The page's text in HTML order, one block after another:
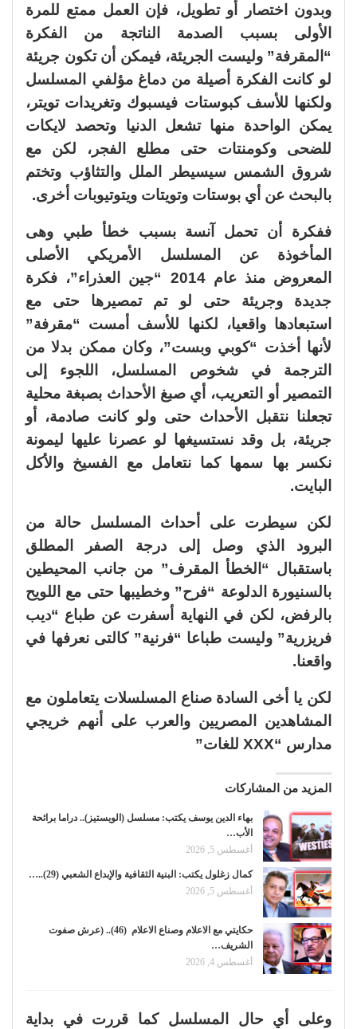
وبدون اختصار أو تطويل، فإن العمل ممتع للمرة
الأولى بسبب الصدمة الناتجة من الفكرة
“المقرفة” وليست الجريئة، فيمكن أن تكون جريئة
لو كانت الفكرة أصيلة من دماغ مؤلفي المسلسل
ولكنها للأسف كبوستات فيسبوك وتغريدات تويتر،
يمكن الواحدة منها تشعل الدنيا وتحصد لايكات
للضحى وكومنتات حتى مطلع الفجر، لكن مع
شروق الشمس سيسيطر الملل والتثاؤب وتختم
بالبحث عن أي بوستات وتويتات ويتوتيوبات أخرى.
ففكرة أن تحمل آنسة بسبب خطأ طبي وهى
المأخوذة عن المسلسل الأمريكي الأصلى
المعروض منذ عام 2014 “جين العذراء”، فكرة
جديدة وجريئة حتى لو تم تمصيرها حتى مع
استبعادها واقعيا، لكنها للأسف أمست “مقرفة”
لأنها أخذت “كوبي وبست”، وكان ممكن بدلا من
الترجمة في شخوص المسلسل، اللجوء إلى
التمصير أو التعريب، أي صبغ الأحداث بصبغة محلية
تجعلنا نتقبل الأحداث حتى ولو كانت صادمة، أو
جريئة، بل وقد نستسيغها لو عصرنا عليها ليمونة
نكسر بها سمها كما نتعامل مع الفسيخ والأكل
البايت.
لكن سيطرت على أحداث المسلسل حالة من
البرود الذي وصل إلى درجة الصفر المطلق
باستقبال “الخطأ المقرف” من جانب المحيطين
بالسنيورة الدلوعة “فرح” وخطيبها حتى مع اللويح
بالرفض، لكن في النهاية أسفرت عن طباع “ديب
فريزرية” وليست طباعا “فرنية” كالتى نعرفها في
واقعنا.
لكن يا أخى السادة صناع المسلسلات يتعاملون مع
المشاهدين المصريين والعرب على أنهم خريجي
مدارس “XXX للغات”
المزيد من المشاركات
بهاء الدين يوسف يكتب: مسلسل (الويستيز).. دراما برائحة
الأب…
أغسطس 5, 2026
كمال زغلول يكتب: البنية الثقافية والإبداع الشعبي (29)..…
أغسطس 5, 2026
حكايتي مع الاعلام وصناع الاعلام (46).. (عرش صفوت
الشريف…
أغسطس 4, 2026
وعلى أي حال المسلسل كما قررت في بداية